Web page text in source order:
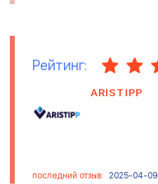
Рейтинг:
ARISTIPP
последний отзыв: 2025-04-09